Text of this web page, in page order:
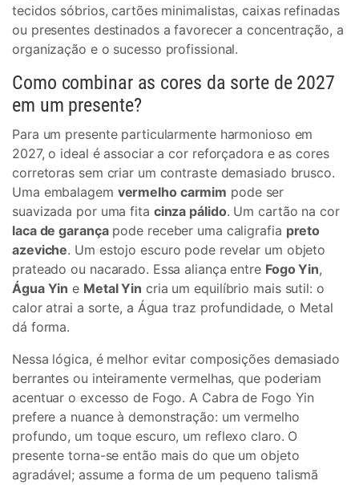
tecidos sóbrios, cartões minimalistas, caixas refinadas
ou presentes destinados a favorecer a concentração, a
organização e o sucesso profissional.
Como combinar as cores da sorte de 2027
em um presente?
Para um presente particularmente harmonioso em
2027, o ideal é associar a cor reforçadora e as cores
corretoras sem criar um contraste demasiado brusco.
Uma embalagem vermelho carmim pode ser
suavizada por uma fita cinza pálido. Um cartão na cor
laca de garançapode receber uma caligrafia preto
azeviche. Um estojo escuro pode revelar um objeto
prateado ou nacarado. Essa aliança entre Fogo Yin,
Água Yin e Metal Yin cria um equilíbrio mais sutil: o
calor atrai a sorte, a Água traz profundidade, o Metal
dá forma.
Nessa lógica, é melhor evitar composições demasiado
berrantes ou inteiramente vermelhas, que poderiam
acentuar o excesso de Fogo. A Cabra de Fogo Yin
prefere a nuance à demonstração: um vermelho
profundo, um toque escuro, um reflexo claro. O
presente torna-se então mais do que um objeto
agradável; assume a forma de um pequeno talismã